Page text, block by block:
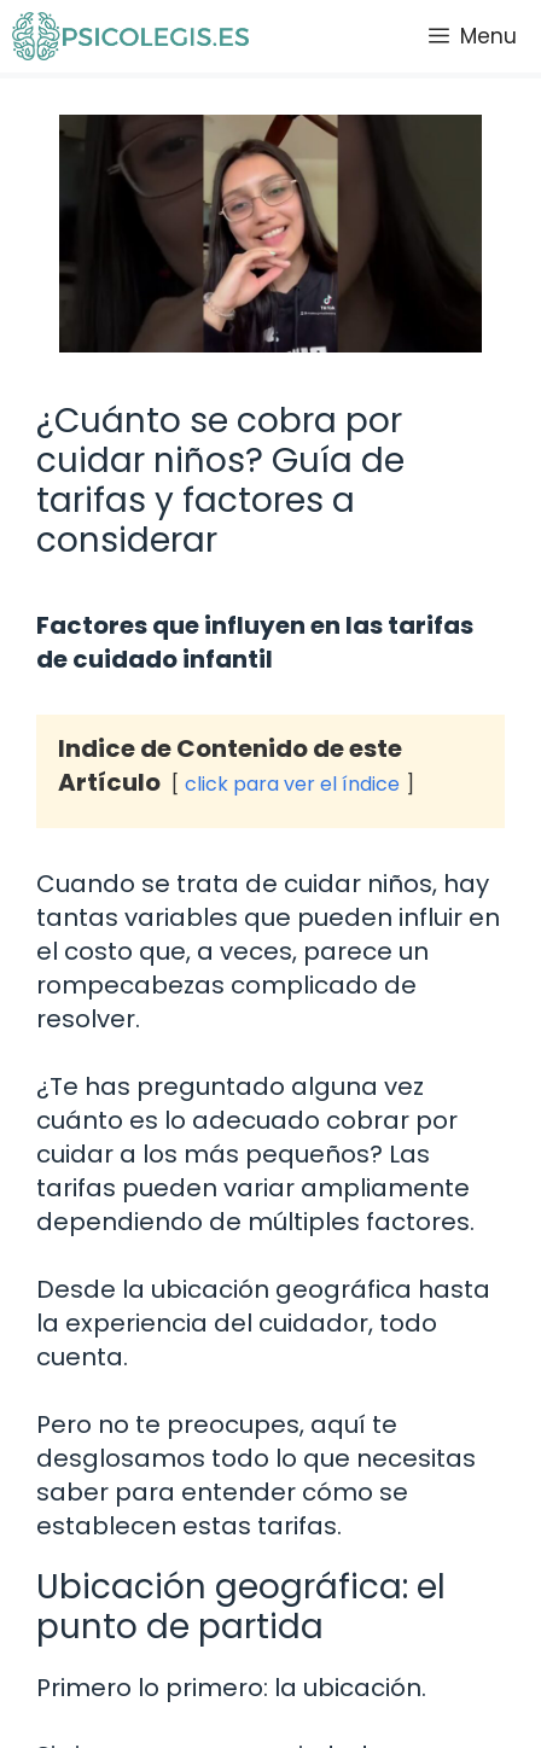
Saltar
al
Menu
¿Cuánto se cobra por
cuidar niños? Guía de
tarifas y factores a
considerar
Factores que influyen en las tarifas
de cuidado infantil
Indice de Contenido de este
Artículo
click para ver el índice
Cuando se trata de cuidar niños, hay
tantas variables que pueden influir en
el costo que, a veces, parece un
rompecabezas complicado de
resolver.
¿Te has preguntado alguna vez
cuánto es lo adecuado cobrar por
cuidar a los más pequeños? Las
tarifas pueden variar ampliamente
dependiendo de múltiples factores.
Desde la ubicación geográfica hasta
la experiencia del cuidador, todo
cuenta.
Pero no te preocupes, aquí te
desglosamos todo lo que necesitas
saber para entender cómo se
establecen estas tarifas.
Ubicación geográfica: el
punto de partida
Primero lo primero: la ubicación.